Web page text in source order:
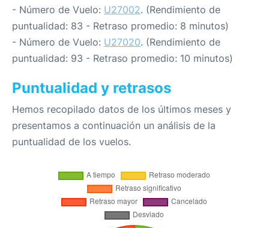
- Número de Vuelo: U27002. (Rendimiento de
puntualidad: 83 - Retraso promedio: 8 minutos)
- Número de Vuelo: U27020. (Rendimiento de
puntualidad: 93 - Retraso promedio: 10 minutos)
Puntualidad y retrasos
Hemos recopilado datos de los últimos meses y
presentamos a continuación un análisis de la
puntualidad de los vuelos.